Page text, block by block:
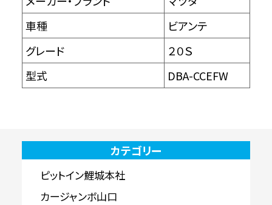
車種
ビアンテ
グレード
２０Ｓ
型式
DBA-CCEFW
カテゴリー
ピットイン鯉城本社
カージャンボ山口